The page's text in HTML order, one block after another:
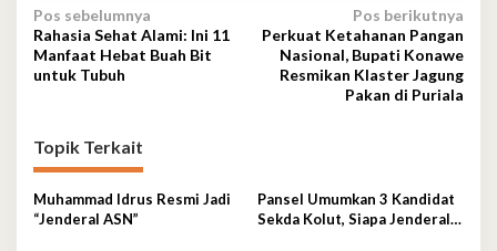
Navigasi
pos
Pos sebelumnya
Rahasia Sehat Alami: Ini 11
Manfaat Hebat Buah Bit
untuk Tubuh
Pos berikutnya
Perkuat Ketahanan Pangan
Nasional, Bupati Konawe
Resmikan Klaster Jagung
Pakan di Puriala
Topik Terkait
Muhammad Idrus Resmi Jadi
“Jenderal ASN”
Pansel Umumkan 3 Kandidat
Sekda Kolut, Siapa Jenderal